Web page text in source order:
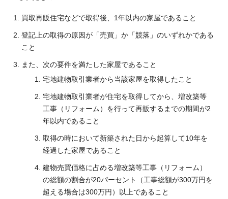
買取再販住宅などで取得後、1年以内の家屋であること
登記上の取得の原因が「売買」か「競落」のいずれかである
こと
また、次の要件を満たした家屋であること
宅地建物取引業者から当該家屋を取得したこと
宅地建物取引業者が住宅を取得してから、増改築等
工事（リフォーム）を行って再販するまでの期間が2
年以内であること
取得の時において新築された日から起算して10年を
経過した家屋であること
建物売買価格に占める増改築等工事（リフォーム）
の総額の割合が20パーセント（工事総額が300万円を
超える場合は300万円）以上であること